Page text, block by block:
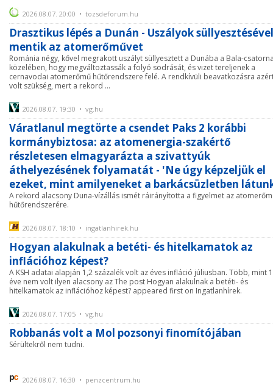
2026.08.07. 20:00 • tozsdeforum.hu
Drasztikus lépés a Dunán - Uszályok süllyesztésével
mentik az atomerőművet
Románia négy, kővel megrakott uszályt süllyesztett a Dunába a Bala-
közelében, hogy megváltoztassák a folyó sodrását, és vizet tereljenek a
cernavodai atomerőmű hűtőrendszere felé. A rendkívüli beavatkozásra
volt szükség, mert a rekord ...
2026.08.07. 19:30 • vg.hu
Váratlanul megtörte a csendet Paks 2 korábbi
kormánybiztosa: az atomenergia-szakértő
részletesen elmagyarázta a szivattyúk
áthelyezésének folyamatát - 'Ne úgy képzeljük el
ezeket, mint amilyeneket a barkácsüzletben
A rekord alacsony Duna-vízállás ismét ráirányította a figyelmet az
hűtőrendszerére.
2026.08.07. 18:10 • ingatlanhirek.hu
Hogyan alakulnak a betéti- és hitelkamatok az
inflációhoz képest?
A KSH adatai alapján 1,2 százalék volt az éves infláció júliusban. Több, mint
éve nem volt ilyen alacsony az The post Hogyan alakulnak a betéti- és
hitelkamatok az inflációhoz képest? appeared first on Ingatlanhírek.
2026.08.07. 17:05 • vg.hu
Robbanás volt a Mol pozsonyi finomítójában
Sérültekről nem tudni.
2026.08.07. 16:30 • penzcentrum.hu